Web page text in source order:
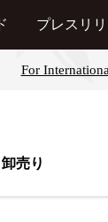
プレスリ
For
売り